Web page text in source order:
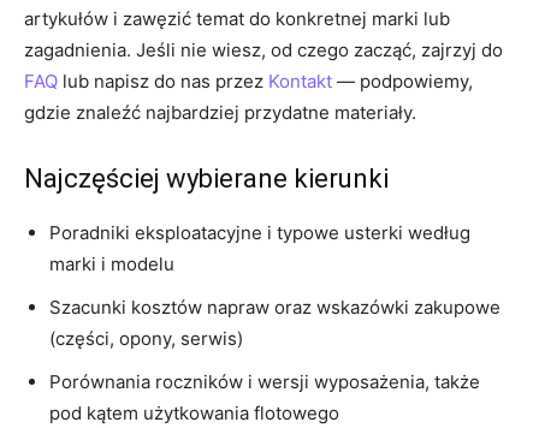
artykułów i zawęzić temat do konkretnej marki lub
zagadnienia. Jeśli nie wiesz, od czego zacząć, zajrzyj do
FAQ lub napisz do nas przez Kontakt — podpowiemy,
gdzie znaleźć najbardziej przydatne materiały.
Najczęściej wybierane kierunki
Poradniki eksploatacyjne i typowe usterki według
marki i modelu
Szacunki kosztów napraw oraz wskazówki zakupowe
(części, opony, serwis)
Porównania roczników i wersji wyposażenia, także
pod kątem użytkowania flotowego